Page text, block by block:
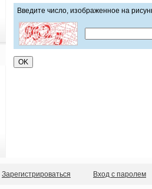
Введите число, изображенное на
Зарегистрироваться Вход с паролем